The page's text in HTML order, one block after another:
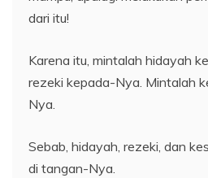
dari itu!
Karena itu, mintalah hidayah
rezeki kepada-Nya. Mintalah
Nya.
Sebab, hidayah, rezeki, dan
di tangan-Nya.